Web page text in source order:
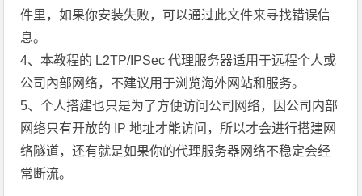
件里，如果你安装失败，可以通过此文件来寻找错误信
息。
4、本教程的 L2TP/IPSec 代理服务器适用于远程个人或
公司內部网络，不建议用于浏览海外网站和服务。
5、个人搭建也只是为了方便访问公司网络，因公司内部
网络只有开放的 IP 地址才能访问，所以才会进行搭建网
络隧道，还有就是如果你的代理服务器网络不稳定会经
常断流。